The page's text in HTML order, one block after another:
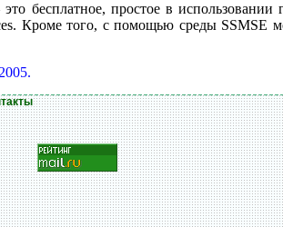
бесплатное, простое в использовании
Кроме того, с помощью среды SSMSE